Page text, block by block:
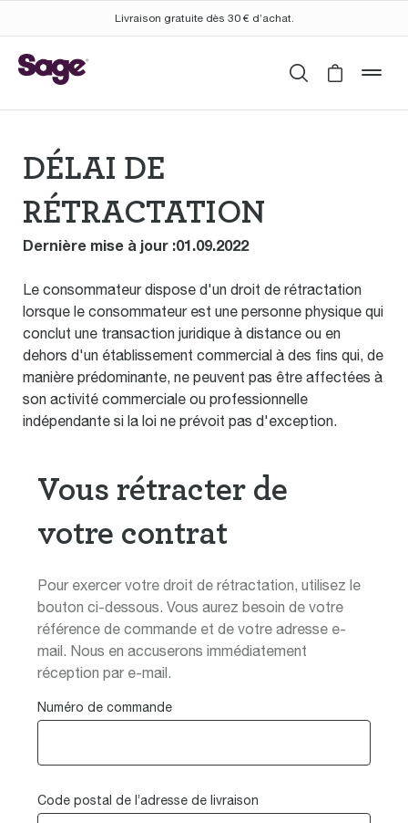
Livraison gratuite dès 30 € d’achat.
Rechercher
Cart is
DÉLAI DE
RÉTRACTATION
Dernière mise à jour :01.09.2022
Le consommateur dispose d'un droit de rétractation
lorsque le consommateur est une personne physique qui
conclut une transaction juridique à distance ou en
dehors d'un établissement commercial à des fins qui, de
manière prédominante, ne peuvent pas être affectées à
son activité commerciale ou professionnelle
indépendante si la loi ne prévoit pas d'exception.
Vous rétracter de
votre contrat
Pour exercer votre droit de rétractation, utilisez le
bouton ci-dessous. Vous aurez besoin de votre
référence de commande et de votre adresse e-
mail. Nous en accuserons immédiatement
réception par e-mail.
Numéro de commande
Code postal de l’adresse de livraison